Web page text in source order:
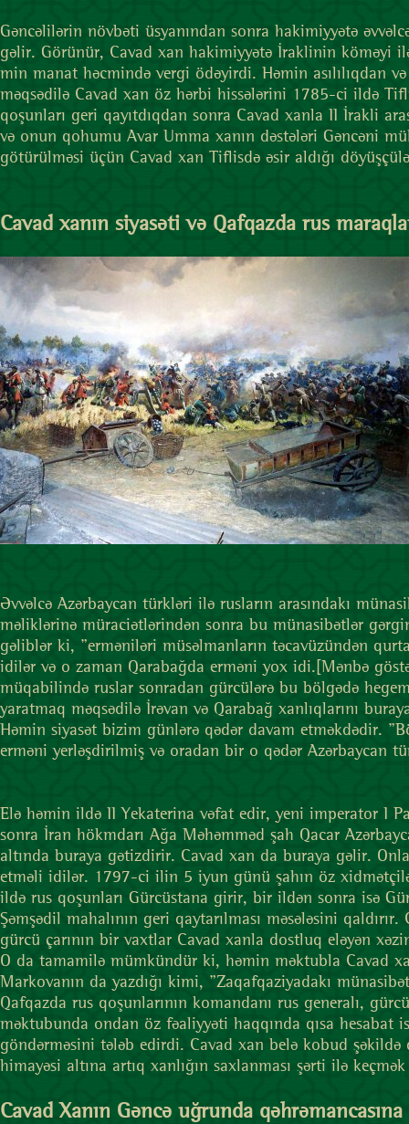
Gəncəlilərin növbəti üsyanından sonra hakimiyyətə
gəlir. Görünür, Cavad xan hakimiyyətə İraklinin köməyi
min manat həcmində vergi ödəyirdi. Həmin asılılıqdan
məqsədilə Cavad xan öz hərbi hissələrini 1785-ci ildə
qoşunları geri qayıtdıqdan sonra Cavad xanla II İrakli
və onun qohumu Avar Umma xanın dəstələri Gəncəni
götürülməsi üçün Cavad xan Tiflisdə əsir aldığı
Cavad xanın siyasəti və Qafqazda rus
Əvvəlcə Azərbaycan türkləri ilə rusların arasındakı
məliklərinə müraciətlərindən sonra bu münasibətlər
gəliblər ki, "erməniləri müsəlmanların təcavüzündən
idilər və o zaman Qarabağda erməni yox idi.[Mənbə
müqabilində ruslar sonradan gürcülərə bu bölgədə
yaratmaq məqsədilə İrəvan və Qarabağ xanlıqlarını
Həmin siyasət bizim günlərə qədər davam etməkdədir.
erməni yerləşdirilmiş və oradan bir o qədər Azərbaycan
Elə həmin ildə II Yekaterina vəfat edir, yeni imperator I
sonra İran hökmdarı Ağa Məhəmməd şah Qacar
altında buraya gətizdirir. Cavad xan da buraya gəlir.
etməli idilər. 1797-ci ilin 5 iyun günü şahın öz
ildə rus qoşunları Gürcüstana girir, bir ildən sonra isə
Şəmşədil mahalının geri qaytarılması məsələsini
gürcü çarının bir vaxtlar Cavad xanla dostluq eləyən
O da tamamilə mümkündür ki, həmin məktubla Cavad
Markovanın da yazdığı kimi, "Zaqafqaziyadakı
Qafqazda rus qoşunlarının komandanı rus generalı,
məktubunda ondan öz fəaliyyəti haqqında qısa
göndərməsini tələb edirdi. Cavad xan belə kobud
himayəsi altına artıq xanlığın saxlanması şərti ilə
Cavad Xanın Gəncə uğrunda